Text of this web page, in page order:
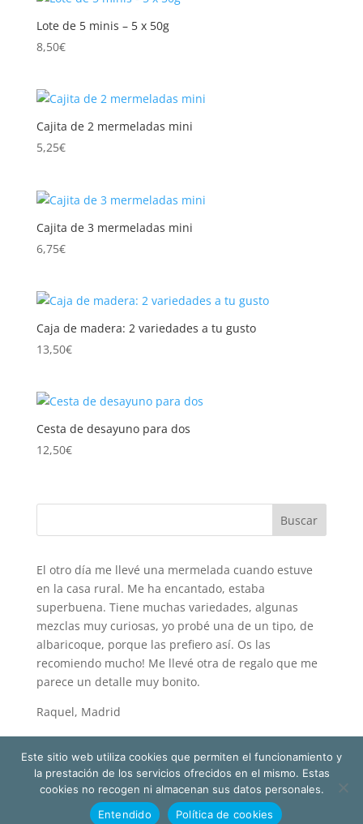
Lote de 5 minis – 5 x 50g
8,50€
Cajita de 2 mermeladas mini
5,25€
Cajita de 3 mermeladas mini
6,75€
Caja de madera: 2 variedades a tu gusto
13,50€
Cesta de desayuno para dos
12,50€
El otro día me llevé una mermelada cuando estuve
en la casa rural. Me ha encantado, estaba
superbuena. Tiene muchas variedades, algunas
mezclas muy curiosas, yo probé una de un tipo, de
albaricoque, porque las prefiero así. Os las
recomiendo mucho! Me llevé otra de regalo que me
parece un detalle muy bonito.
Raquel, Madrid
Mermelicias de Gredos
Este sitio web utiliza cookies que permiten el funcionamiento y
la prestación de los servicios ofrecidos en el mismo. Estas
cookies no recogen ni almacenan sus datos personales.
Entendido
Política de cookies